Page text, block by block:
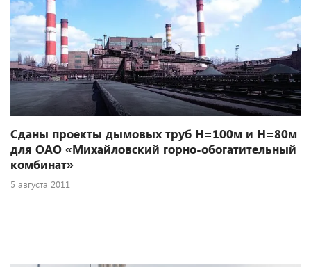
Сданы проекты дымовых труб Н=100м и Н=80м
для ОАО «Михайловский горно-обогатительный
комбинат»
5 августа 2011